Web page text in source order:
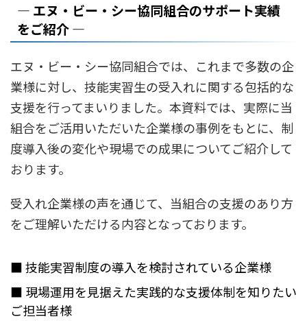
― エヌ・ビー・シー協同組合のサポート実績
をご紹介 ―
エヌ・ビー・シー協同組合では、これまで多数の企
業様に対し、技能実習生の受入れに関する包括的な
支援を行ってまいりました。本資料では、実際に当
組合をご活用いただいた企業様の事例をもとに、制
度導入後の変化や現場での成果についてご紹介して
おります。
受入れ企業様の声を通じて、当組合の支援のあり方
をご理解いただける内容となっております。
■ 技能実習制度の導入を検討されている企業様
■ 現場運用を見据えた実践的な支援体制を知りたい
ご担当者様